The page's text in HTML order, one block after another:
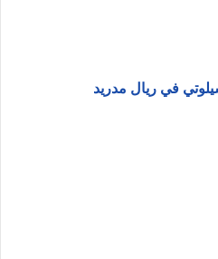
في ريال مدريد